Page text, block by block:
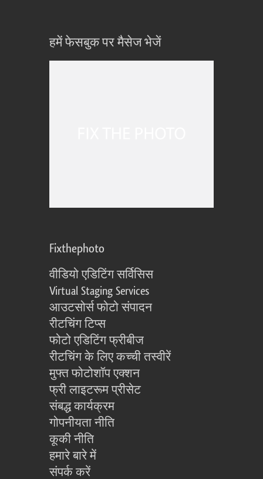
हमें फेसबुक पर मैसेज भेजें
Fixthephoto
वीडियो एडिटिंग सर्विसिस
Virtual Staging Services
आउटसोर्स फोटो संपादन
रीटचिंग टिप्स
फोटो एडिटिंग फ्रीबीज
रीटचिंग के लिए कच्ची तस्वीरें
मुफ्त फोटोशॉप एक्शन
फ्री लाइटरूम प्रीसेट
संबद्ध कार्यक्रम
गोपनीयता नीति
कूकी नीति
हमारे बारे में
संपर्क करें